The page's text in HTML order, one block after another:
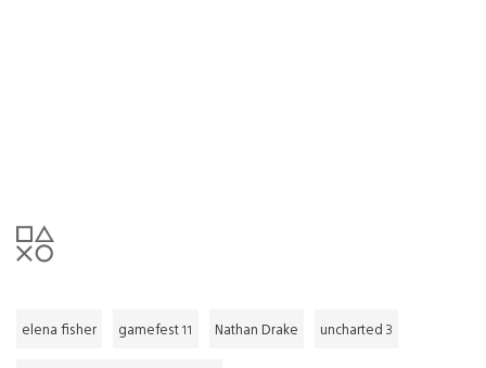
elena fisher gamefest 11 Nathan Drake uncharted 3